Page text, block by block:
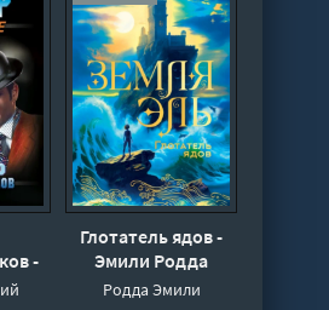
-
Глотатель ядов -
Эмили Родда
Родда Эмили